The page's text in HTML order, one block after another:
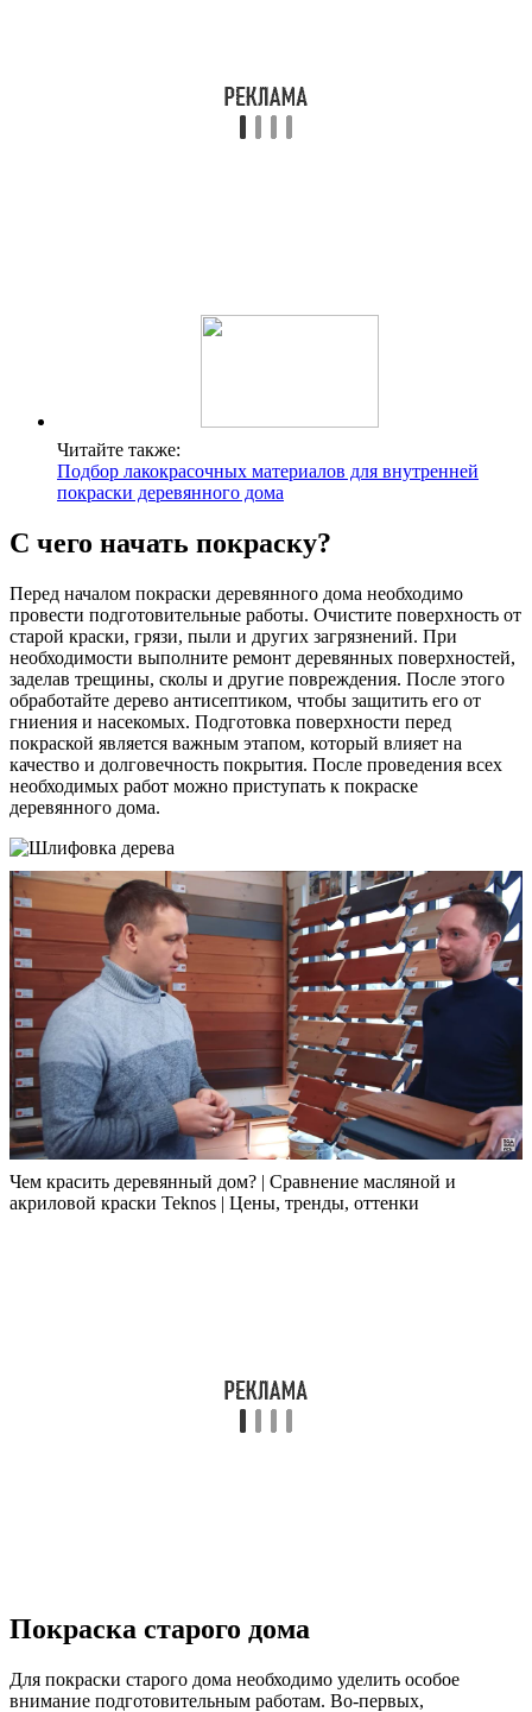
Читайте также:
Подбор лакокрасочных материалов для внутренней
покраски деревянного дома
С чего начать покраску?
Перед началом покраски деревянного дома необходимо
провести подготовительные работы. Очистите поверхность от
старой краски, грязи, пыли и других загрязнений. При
необходимости выполните ремонт деревянных поверхностей,
заделав трещины, сколы и другие повреждения. После этого
обработайте дерево антисептиком, чтобы защитить его от
гниения и насекомых. Подготовка поверхности перед
покраской является важным этапом, который влияет на
качество и долговечность покрытия. После проведения всех
необходимых работ можно приступать к покраске
деревянного дома.
Чем красить деревянный дом? | Сравнение масляной и
акриловой краски Teknos | Цены, тренды, оттенки
Покраска старого дома
Для покраски старого дома необходимо уделить особое
внимание подготовительным работам. Во-первых,